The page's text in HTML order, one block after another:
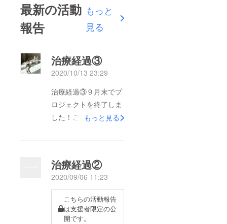
最新の活動
報告
もっと
見る
治療経過③
2020/10/13 23:29
治療経過③９月末でプ
ロジェクトを終了しま
した！ご支援いただい
なってしまいました
が、今回と前回の治療
報告をさせていただき
ます。（９月分の治療
報告が投稿がうまく
もっと見る
治療経過②
2020/09/06 11:23
こちらの活動報告
は支援者限定の公
開です。